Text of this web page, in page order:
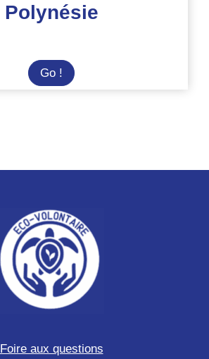
Polynésie
Go ! Suivi
écologique
Polynésie
Foire aux questions